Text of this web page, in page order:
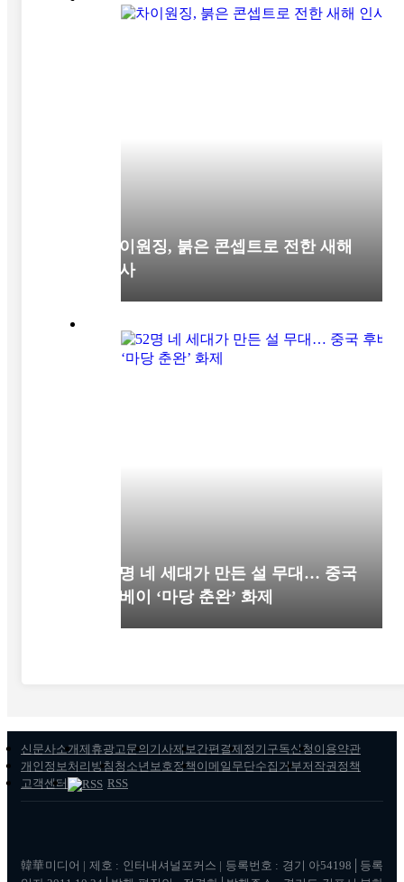
차이원징, 붉은 콘셉트로 전한 새해
인사
52명 네 세대가 만든 설 무대… 중국
후베이 ‘마당 춘완’ 화제
신문사소개제휴광고문의 기사제보간편결제 정기구독신청 이용약관
개인정보처리방침 청소년보호정책 이메일무단수집거부저작권정책
고객센터
RSS
韓華미디어 | 제호 : 인터내셔널포커스 | 등록번호 : 경기 아54198│등록